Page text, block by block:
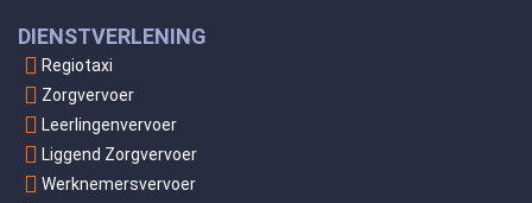
DIENSTVERLENING
Regiotaxi
Zorgvervoer
Leerlingenvervoer
Liggend Zorgvervoer
Werknemersvervoer